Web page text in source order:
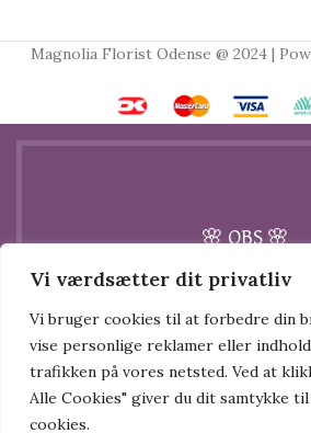
Vi værdsætter dit privatliv
Vi bruger cookies til at forbedre din
vise personlige reklamer eller
trafikken på vores netsted. Ved at
Alle Cookies" giver du dit samtykke
cookies.
Magnolia Florist Odense @ 2024 |
🌸 OBS 🌸
butikken lukket hele
Fra 1. august finder du os